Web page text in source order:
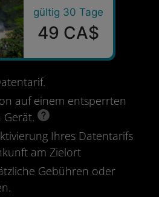
gültig 30 Tage
49 CA$
auf einem entsperrten
Gerät.
Ihres Datentarifs
am Zielort
Gebühren oder